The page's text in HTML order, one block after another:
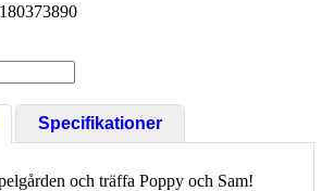
Specifikationer
och träffa Poppy och Sam!